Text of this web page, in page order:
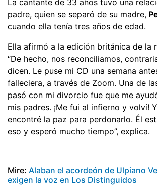
padre, quien se separó de su madre,
cuando ella tenía tres años de edad.
Ella afirmó a la edición británica de la
“De hecho, nos reconciliamos,
dicen. Le puse mi CD una semana
falleciera, a través de Zoom. Una de
pasó con mi divorcio fue que me
mis padres. ¡Me fui al infierno y volví!
encontré la paz para perdonarlo. Él
eso y esperó mucho tiempo”, explica.
Mire: Alaban el acordeón de Ulpiano
exigen la voz en Los Distinguidos